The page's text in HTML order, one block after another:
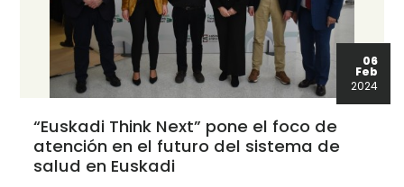
06
Feb
2024
“Euskadi Think Next” pone el foco de
atención en el futuro del sistema de
salud en Euskadi